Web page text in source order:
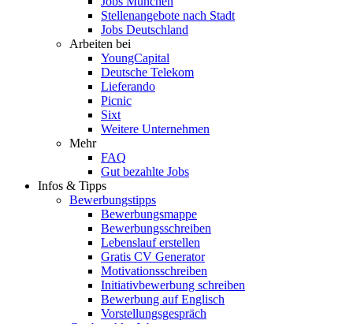
Stellenangebote nach Stadt
Jobs Deutschland
Arbeiten bei
YoungCapital
Deutsche Telekom
Lieferando
Picnic
Sixt
Weitere Unternehmen
Mehr
FAQ
Gut bezahlte Jobs
Infos & Tipps
Bewerbungstipps
Bewerbungsmappe
Bewerbungsschreiben
Lebenslauf erstellen
Gratis CV Generator
Motivationsschreiben
Initiativbewerbung schreiben
Bewerbung auf Englisch
Vorstellungsgespräch